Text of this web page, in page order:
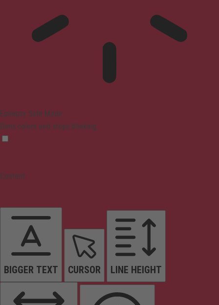
Epilepsy Safe Mode
Dims colors and stops blinking
Content
BIGGER TEXT CURSOR LINE HEIGHT